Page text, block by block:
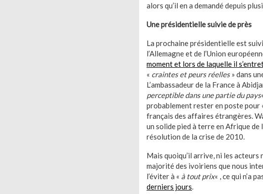
alors qu’il en a demandé depuis
Une présidentielle suivie de près
La prochaine présidentielle est
l’Allemagne et de l’Union
moment et lors de laquelle il
« craintes et peurs réelles» dans
L’ambassadeur de la France à
perceptible dans une partie du pays
probablement rester en poste pour
français des affaires étrangères.
un solide pied à terre en Afrique de
résolution de la crise de 2010.
Mais quoiqu’il arrive, ni les
majorité des ivoiriens que nous
l’éviter à « à tout prix« , ce qui n’a
derniers jours.